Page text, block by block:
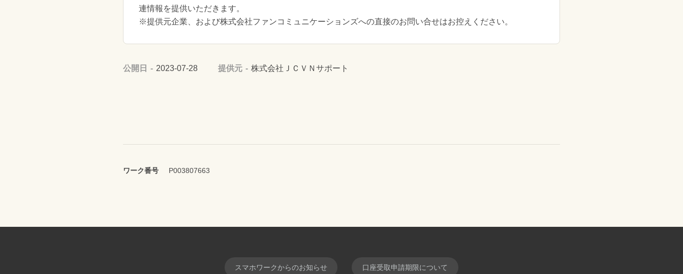
連情報を提供いただきます。
※提供元企業、および株式会社ファンコミュニケーションズへの直接のお問い合せはお控えください。
公開日 2023-07-28 提供元 株式会社ＪＣＶＮサポート
ワーク番号 P003807663
スマホワークからのお知らせ 口座受取申請期限について